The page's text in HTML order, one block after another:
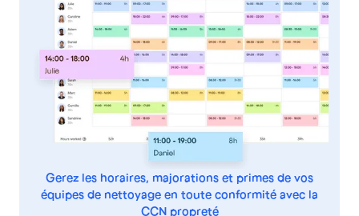
Gerez les horaires, majorations et primes de vos
équipes de nettoyage en toute conformité avec la
CCN propreté